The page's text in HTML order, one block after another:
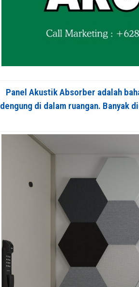
Panel Akustik Absorber adalah
dengung di dalam ruangan. Banyak